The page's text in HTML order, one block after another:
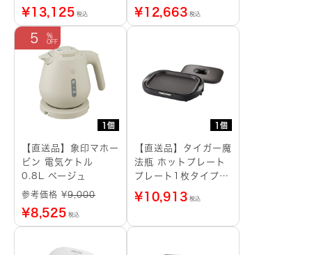
デジタル液晶
¥13,125 税込 ¥12,663 税込
1個
5
【直送品】象印マホー
ビン 電気ケトル
0.8L ベージュ
参考価格 ¥9,000
¥8,525 税込
1個
【直送品】タイガー魔
法瓶 ホットプレート
プレート1枚タイプ
ブラウン
¥10,913 税込